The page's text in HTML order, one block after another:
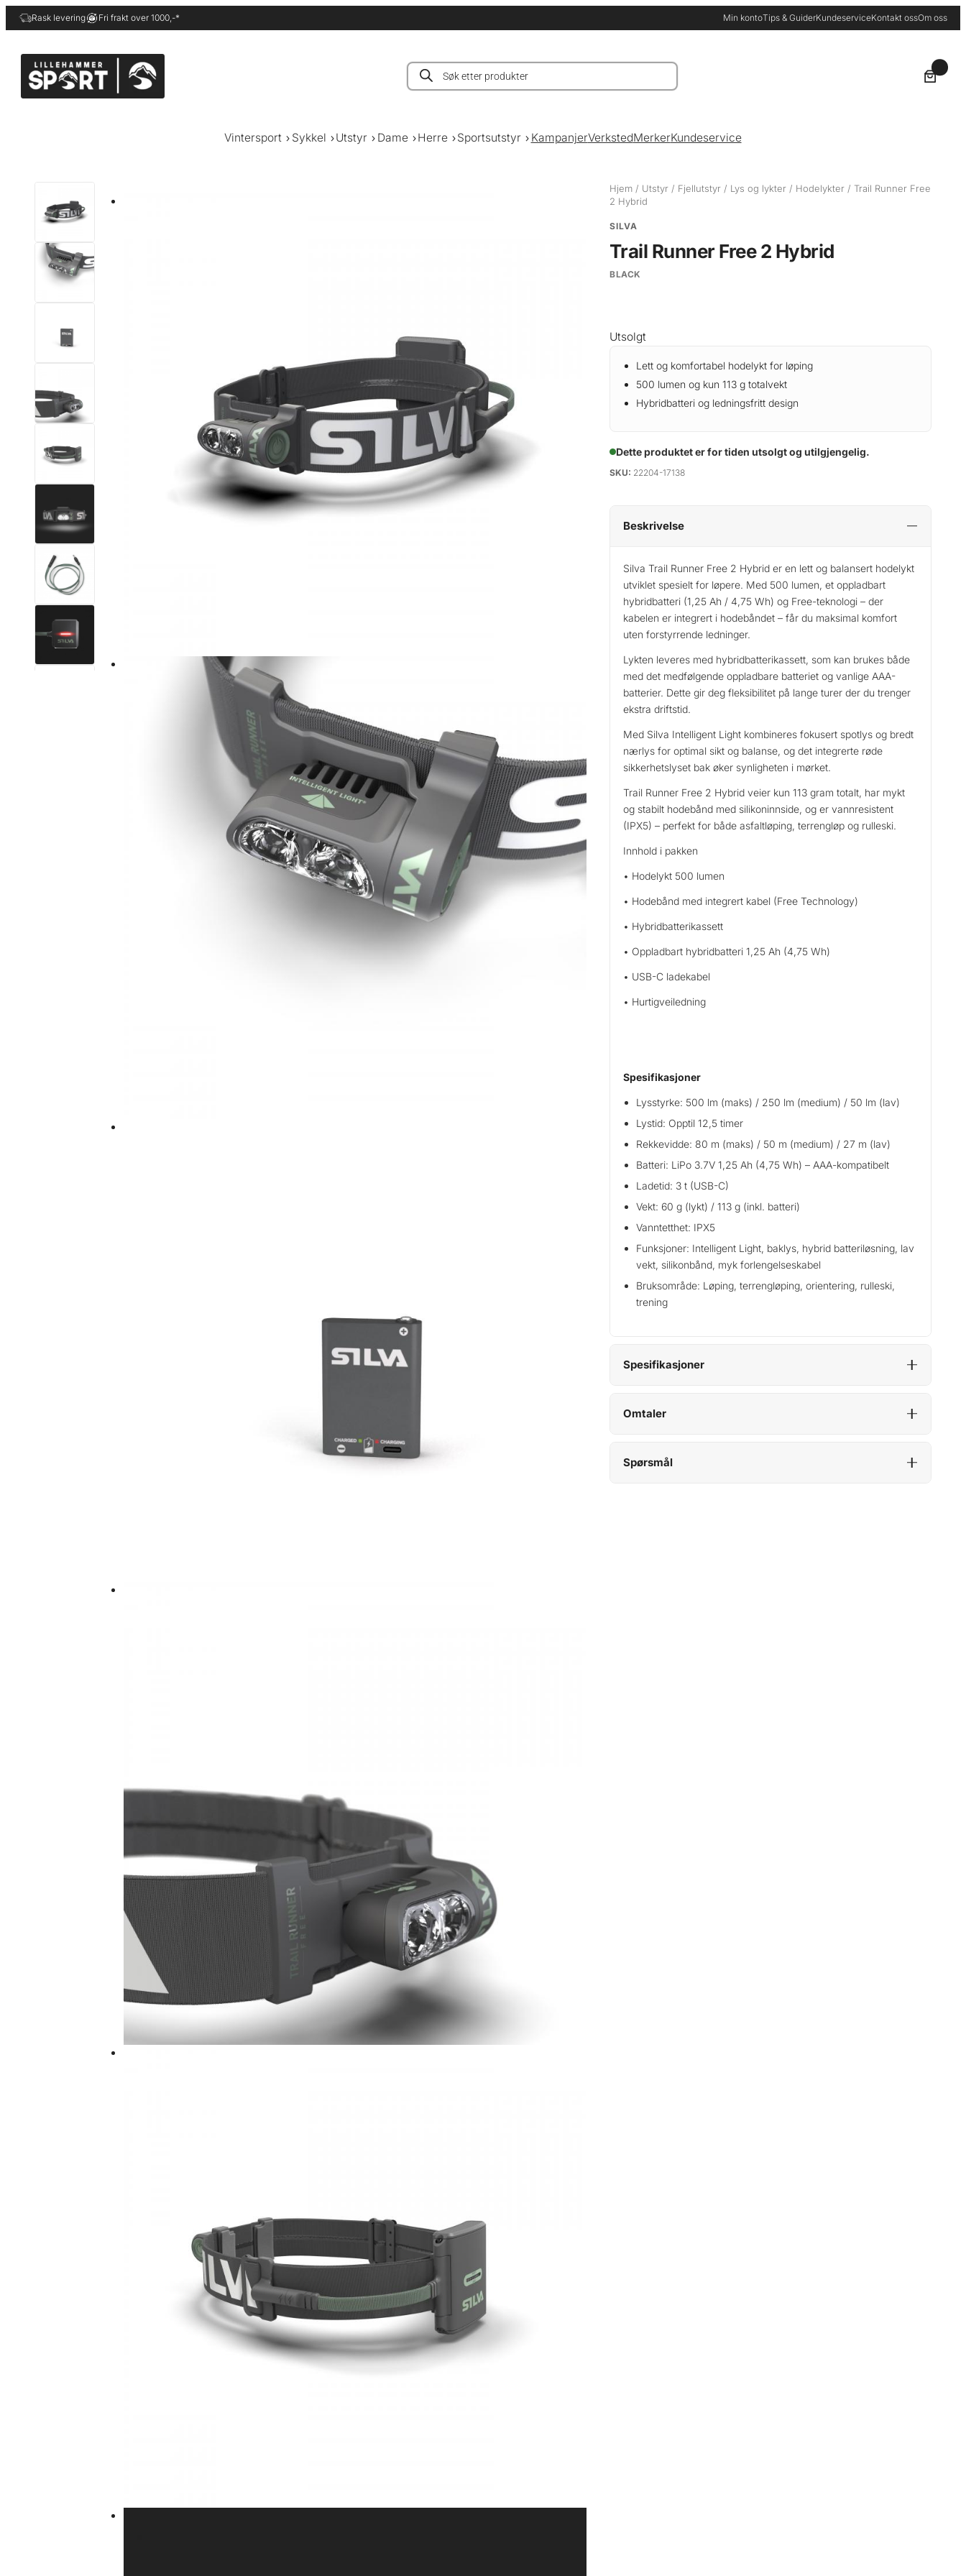
Hopp
til
Rask levering Fri frakt over 1000,-* Min kontoTips & GuiderKundeserviceKontakt ossOm oss
Products
search
Vintersport Sykkel Utstyr Dame Herre Sportsutstyr KampanjerVerkstedMerkerKundeservice
Hjem / Utstyr / Fjellutstyr / Lys og lykter / Hodelykter / Trail Runner Free
2 Hybrid
SILVA
Trail Runner Free 2 Hybrid
BLACK
Utsolgt
Lett og komfortabel hodelykt for løping
500 lumen og kun 113 g totalvekt
Hybridbatteri og ledningsfritt design
Dette produktet er for tiden utsolgt og utilgjengelig.
SKU: 22204-17138
Beskrivelse
Silva Trail Runner Free 2 Hybrid er en lett og balansert hodelykt
utviklet spesielt for løpere. Med 500 lumen, et oppladbart
hybridbatteri (1,25 Ah / 4,75 Wh) og Free-teknologi – der
kabelen er integrert i hodebåndet – får du maksimal komfort
uten forstyrrende ledninger.
Lykten leveres med hybridbatterikassett, som kan brukes både
med det medfølgende oppladbare batteriet og vanlige AAA-
batterier. Dette gir deg fleksibilitet på lange turer der du trenger
ekstra driftstid.
Med Silva Intelligent Light kombineres fokusert spotlys og bredt
nærlys for optimal sikt og balanse, og det integrerte røde
sikkerhetslyset bak øker synligheten i mørket.
Trail Runner Free 2 Hybrid veier kun 113 gram totalt, har mykt
og stabilt hodebånd med silikoninnside, og er vannresistent
(IPX5) – perfekt for både asfaltløping, terrengløp og rulleski.
Innhold i pakken
• Hodelykt 500 lumen
• Hodebånd med integrert kabel (Free Technology)
• Hybridbatterikassett
• Oppladbart hybridbatteri 1,25 Ah (4,75 Wh)
• USB-C ladekabel
• Hurtigveiledning
Spesifikasjoner
Lysstyrke: 500 lm (maks) / 250 lm (medium) / 50 lm (lav)
Lystid: Opptil 12,5 timer
Rekkevidde: 80 m (maks) / 50 m (medium) / 27 m (lav)
Batteri: LiPo 3.7V 1,25 Ah (4,75 Wh) – AAA-kompatibelt
Ladetid: 3 t (USB-C)
Vekt: 60 g (lykt) / 113 g (inkl. batteri)
Vanntetthet: IPX5
Funksjoner: Intelligent Light, baklys, hybrid batteriløsning, lav
vekt, silikonbånd, myk forlengelseskabel
Bruksområde: Løping, terrengløping, orientering, rulleski,
trening
Spesifikasjoner
Omtaler
Spørsmål